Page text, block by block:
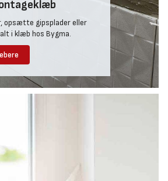
opsætte gipsplader eller
i klæb hos Bygma.